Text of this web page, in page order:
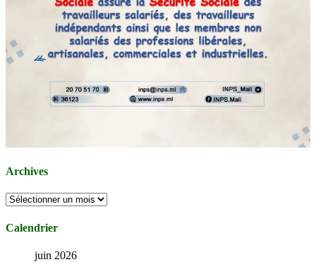
Archives
Archives
Calendrier
juin 2026